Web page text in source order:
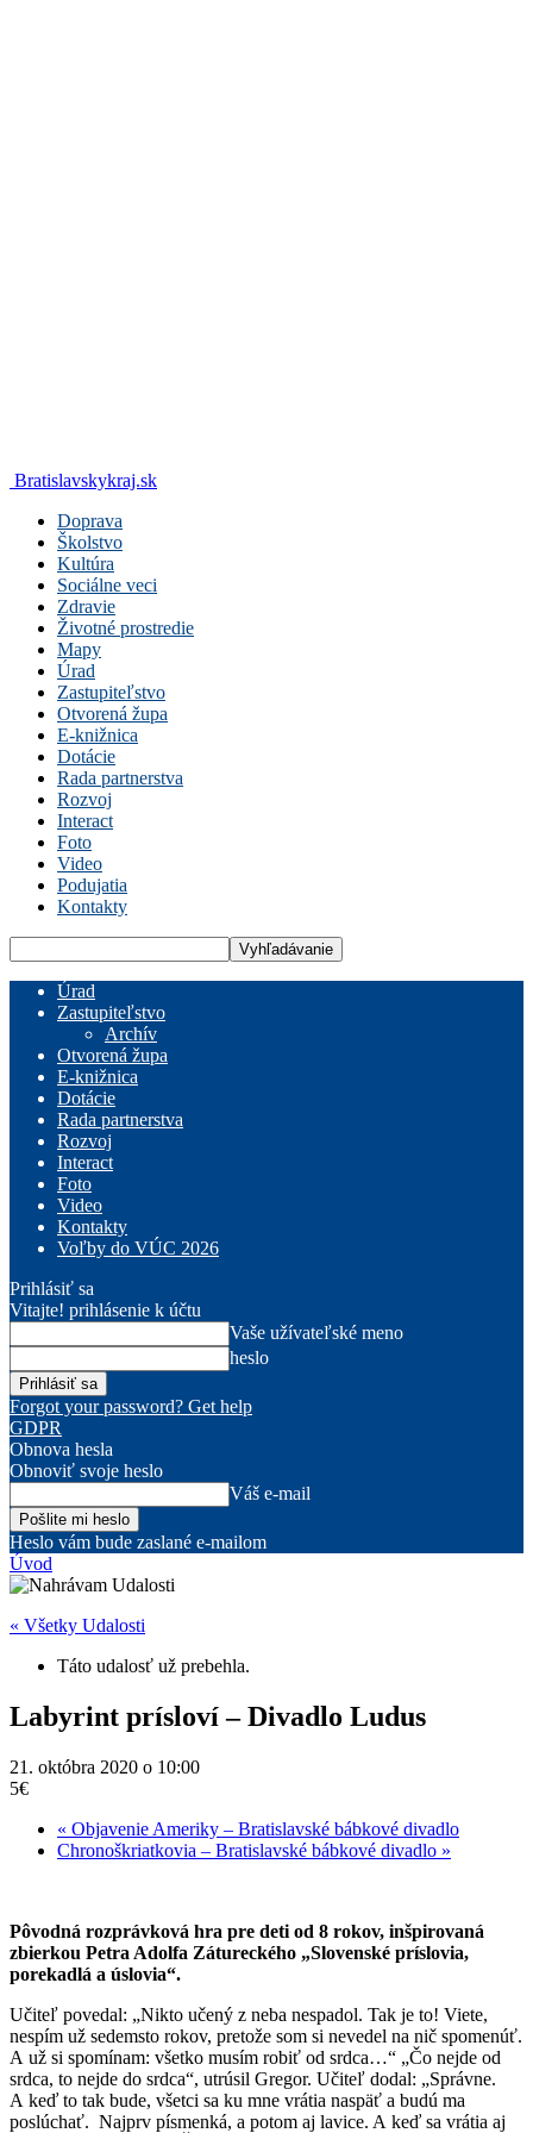
Bratislavskykraj.sk
Doprava
Školstvo
Kultúra
Sociálne veci
Zdravie
Životné prostredie
Mapy
Úrad
Zastupiteľstvo
Otvorená župa
E-knižnica
Dotácie
Rada partnerstva
Rozvoj
Interact
Foto
Video
Podujatia
Kontakty
Úrad
Zastupiteľstvo
Archív
Otvorená župa
E-knižnica
Dotácie
Rada partnerstva
Rozvoj
Interact
Foto
Video
Kontakty
Voľby do VÚC 2026
Prihlásiť sa
Vitajte! prihlásenie k účtu
Vaše užívateľské meno
heslo
Forgot your password? Get help
GDPR
Obnova hesla
Obnoviť svoje heslo
Váš e-mail
Heslo vám bude zaslané e-mailom
Úvod
« Všetky Udalosti
Táto udalosť už prebehla.
Labyrint prísloví – Divadlo Ludus
21. októbra 2020 o 10:00
5€
« Objavenie Ameriky – Bratislavské bábkové divadlo
Chronoškriatkovia – Bratislavské bábkové divadlo »
Pôvodná rozprávková hra pre deti od 8 rokov, inšpirovaná
zbierkou Petra Adolfa Zátureckého „Slovenské príslovia,
porekadlá a úslovia“.
Učiteľ povedal: „Nikto učený z neba nespadol. Tak je to! Viete,
nespím už sedemsto rokov, pretože som si nevedel na nič spomenúť.
A už si spomínam: všetko musím robiť od srdca…“ „Čo nejde od
srdca, to nejde do srdca“, utrúsil Gregor. Učiteľ dodal: „Správne.
A keď to tak bude, všetci sa ku mne vrátia naspäť a budú ma
poslúchať. Najprv písmenká, a potom aj lavice. A keď sa vrátia aj